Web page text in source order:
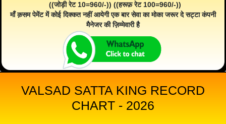
((जोड़ी रेट 10=960/-)) ((हरूफ़ रेट 100=960/-))
माँ क़सम पेमेंट में कोई दिक्कत नहीं आयेगी एक बार सेवा का मोका जरूर दे सट्टा कंपनी
मैनेजर की ज़िम्मेवारी है
VALSAD SATTA KING RECORD
CHART - 2026